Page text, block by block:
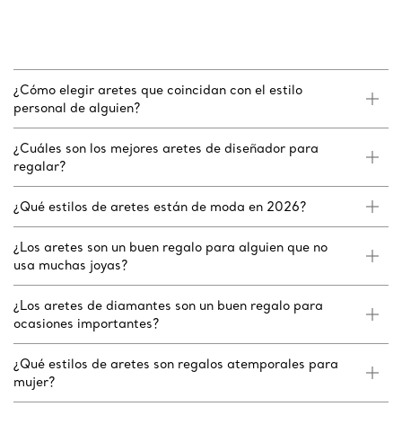
¿Cómo elegir aretes que coincidan con el estilo
personal de alguien?
¿Cuáles son los mejores aretes de diseñador para
regalar?
¿Qué estilos de aretes están de moda en 2026?
¿Los aretes son un buen regalo para alguien que no
usa muchas joyas?
¿Los aretes de diamantes son un buen regalo para
ocasiones importantes?
¿Qué estilos de aretes son regalos atemporales para
mujer?